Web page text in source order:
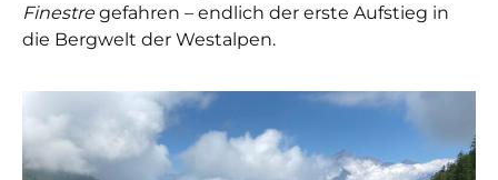
Finestregefahren – endlich der erste Aufstieg in
die Bergwelt der Westalpen.